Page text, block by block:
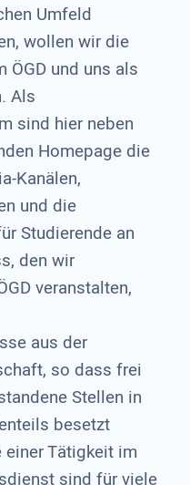
Umfeld
wollen wir die
ÖGD und uns als
Als
sind hier neben
Homepage die
Kanälen,
und die
Studierende an
den wir
veranstalten,
aus der
so dass frei
Stellen in
besetzt
Tätigkeit im
sind für viele